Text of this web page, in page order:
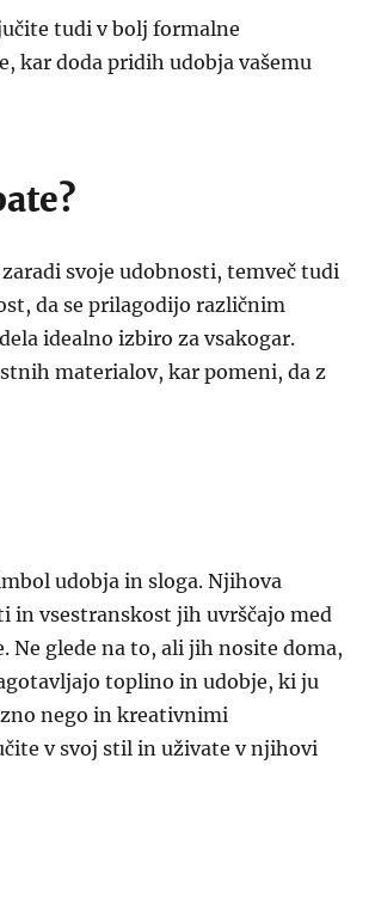
tudi v bolj formalne
kar doda pridih udobja vašemu
svoje udobnosti, temveč tudi
da se prilagodijo različnim
idealno izbiro za vsakogar.
materialov, kar pomeni, da z
udobja in sloga. Njihova
in vsestranskost jih uvrščajo med
glede na to, ali jih nosite doma,
toplino in udobje, ki ju
nego in kreativnimi
v svoj stil in uživate v njihovi